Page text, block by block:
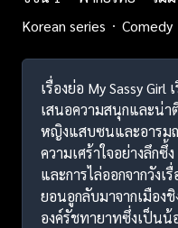
Korean series
Comedy
เรื่องย่อ My Sassy
เสนอความสนุกและน่
หญิงแสบซนและอารม
ความเศร้าใจอย่างลึกซึ้
และการไล่ออกจากวังเ
ยอนอูกลับมาจากเมือง
องค์รัชทายาทซึ่งเป็นน้